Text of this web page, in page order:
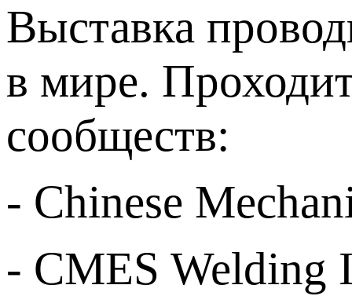
Выставка
в мире.
сообществ:
- Chinese
- CMES Welding